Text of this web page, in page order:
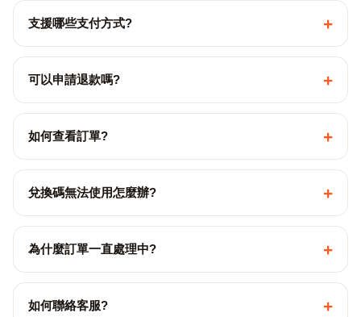
支援哪些支付方式? +
可以申請退款嗎? +
如何查看訂單? +
兌換碼無法使用怎麼辦? +
為什麼訂單一直處理中? +
如何聯絡客服? +